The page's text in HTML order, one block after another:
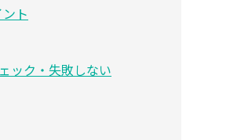
ト
ック・失敗しない